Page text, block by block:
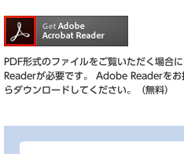
PDF形式のファイルをご覧いただく場合
Readerが必要です。
Adobe Readerをお
らダウンロードしてください。（無料）